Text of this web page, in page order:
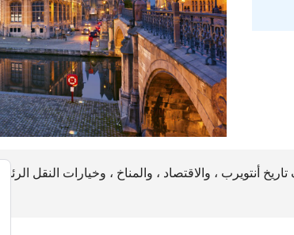
بالطائرة. اكتشف تاريخ أنتويرب ، والاقتصاد ، والمناخ ، وخيارات